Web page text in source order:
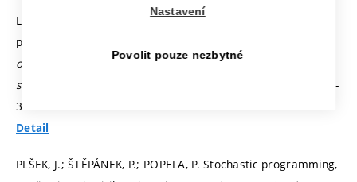
LANÍKOVÁ, I.; ŠTĚPÁNEK, P. Optimisation of prestressed
poles from spun concrete. In
optimisation, behaviour and properties of cencrete
structures.
ISBN: 978-80-214-
3773-9.
Detail
PLŠEK, J.; ŠTĚPÁNEK, P.; POPELA, P. Stochastic programming,
Nastavení
Povolit pouze nezbytné